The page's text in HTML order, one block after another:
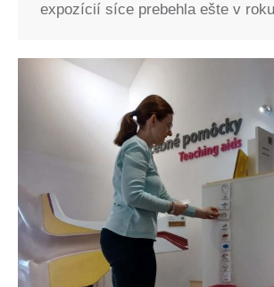
expozícií síce prebehla ešte v